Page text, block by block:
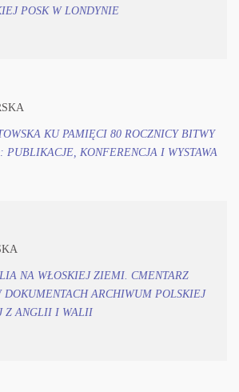
POSK W LONDYNIE
KU PAMIĘCI 80 ROCZNICY BITWY
PUBLIKACJE, KONFERENCJA I WYSTAWA
NA WŁOSKIEJ ZIEMI. CMENTARZ
DOKUMENTACH ARCHIWUM POLSKIEJ
Z ANGLII I WALII